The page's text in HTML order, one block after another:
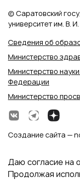
Сведения об
Министерство
Министерство
Федерации
Министерство
© Саратовский
университет им. В.
Создание сайта —
Даю согласие на
Продолжая